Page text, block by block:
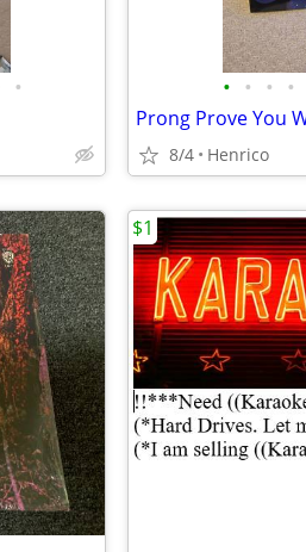
• • • • •
Prong Prove You
8/4 Henrico
$1